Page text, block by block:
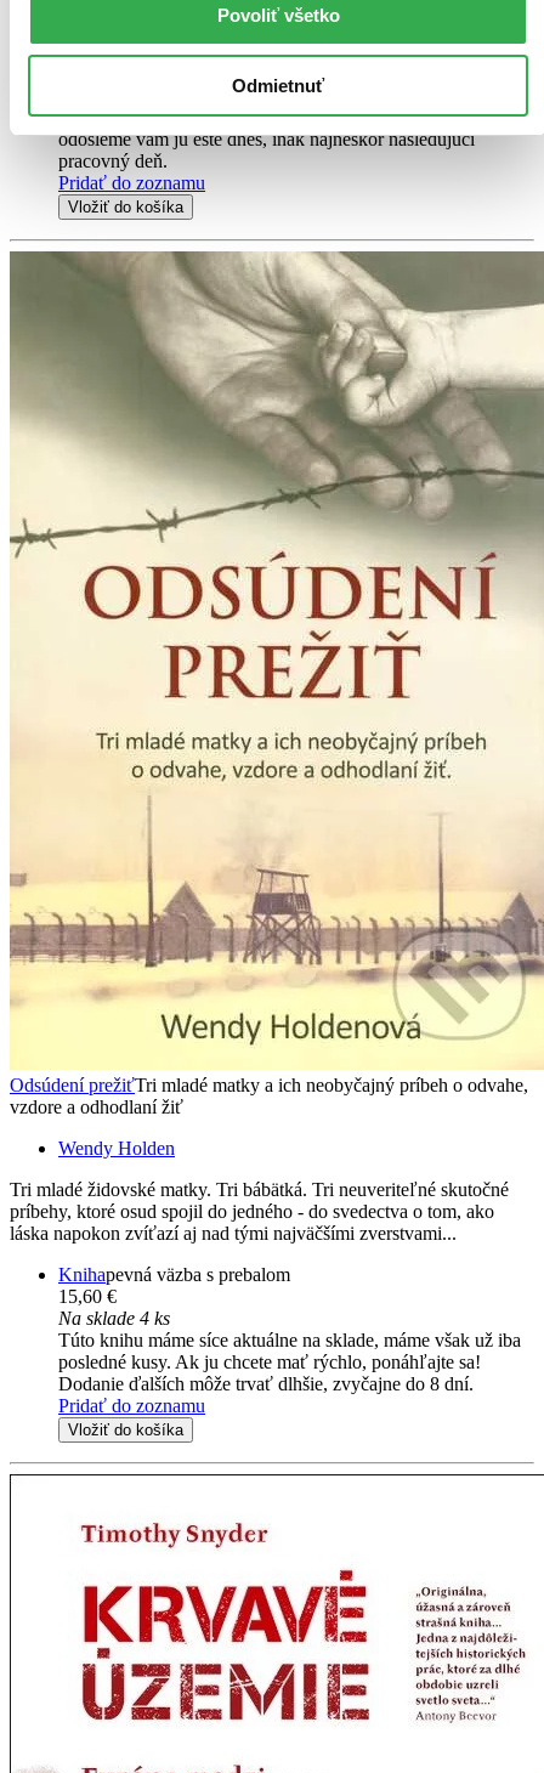
Povoliť všetko
Odmietnuť
16,20 €
Táto kniha sa môže na cestu ku vám vybrať prakticky
okamžite! Ak si ju objednáte do 13:00 v pracovný deň,
odošleme vám ju ešte dnes, inak najneskôr nasledujúci
pracovný deň.
Pridať do zoznamu
Vložiť do košíka
Odsúdení prežiťTri mladé matky a ich neobyčajný príbeh o odvahe,
vzdore a odhodlaní žiť
Wendy Holden
Tri mladé židovské matky. Tri bábätká. Tri neuveriteľné skutočné
príbehy, ktoré osud spojil do jedného - do svedectva o tom, ako
láska napokon zvíťazí aj nad tými najväčšími zverstvami...
Knihapevná väzba s prebalom
15,60 €
Na sklade 4 ks
Túto knihu máme síce aktuálne na sklade, máme však už iba
posledné kusy. Ak ju chcete mať rýchlo, ponáhľajte sa!
Dodanie ďalších môže trvať dlhšie, zvyčajne do 8 dní.
Pridať do zoznamu
Vložiť do košíka